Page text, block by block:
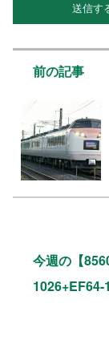
前の記事
今週の【
1026+EF64-